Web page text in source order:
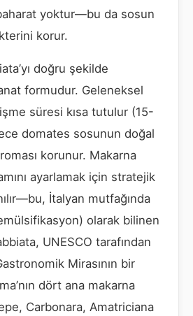
yoktur—bu da sosun
korur.
doğru şekilde
formudur. Geleneksel
süresi kısa tutulur (15-
domates sosunun doğal
korunur. Makarna
ayarlamak için stratejik
İtalyan mutfağında
olarak bilinen
UNESCO tarafından
Mirasının bir
dört ana makarna
Carbonara, Amatriciana